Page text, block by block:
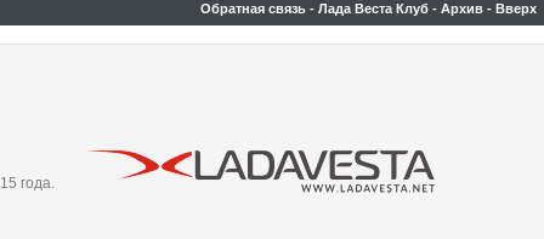
Обратная связь - Лада Веста Клуб - Архив - Вверх
года.